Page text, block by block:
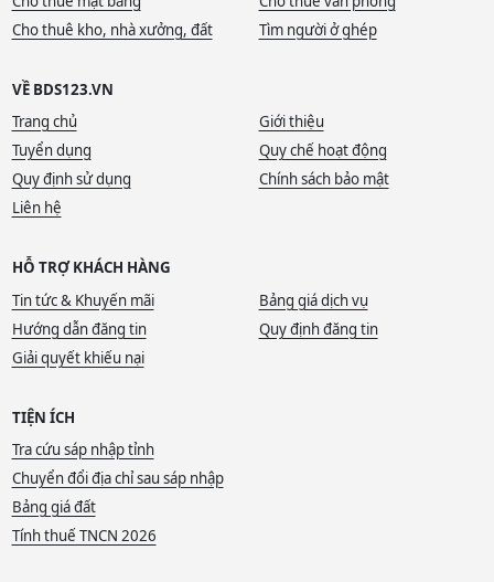
Cho thuê kho, nhà xưởng, đất
Tìm người ở ghép
VỀ BDS123.VN
Trang chủ
Giới thiệu
Tuyển dụng
Quy chế hoạt động
Quy định sử dụng
Chính sách bảo mật
Liên hệ
HỖ TRỢ KHÁCH HÀNG
Tin tức & Khuyến mãi
Bảng giá dịch vụ
Hướng dẫn đăng tin
Quy định đăng tin
Giải quyết khiếu nại
TIỆN ÍCH
Tra cứu sáp nhập tỉnh
Chuyển đổi địa chỉ sau sáp nhập
Bảng giá đất
Tính thuế TNCN 2026